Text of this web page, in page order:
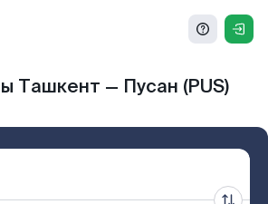
Ташкент — Пусан (PUS)